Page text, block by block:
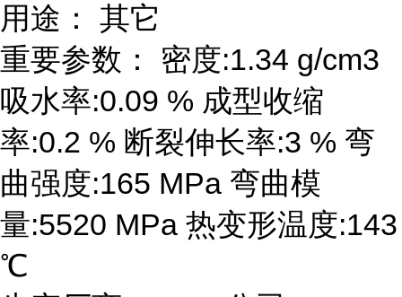
用途： 其它
重要参数： 密度:1.34 g/cm3
吸水率:0.09 % 成型收缩
率:0.2 % 断裂伸长率:3 % 弯
曲强度:165 MPa 弯曲模
量:5520 MPa 热变形温度:143
℃